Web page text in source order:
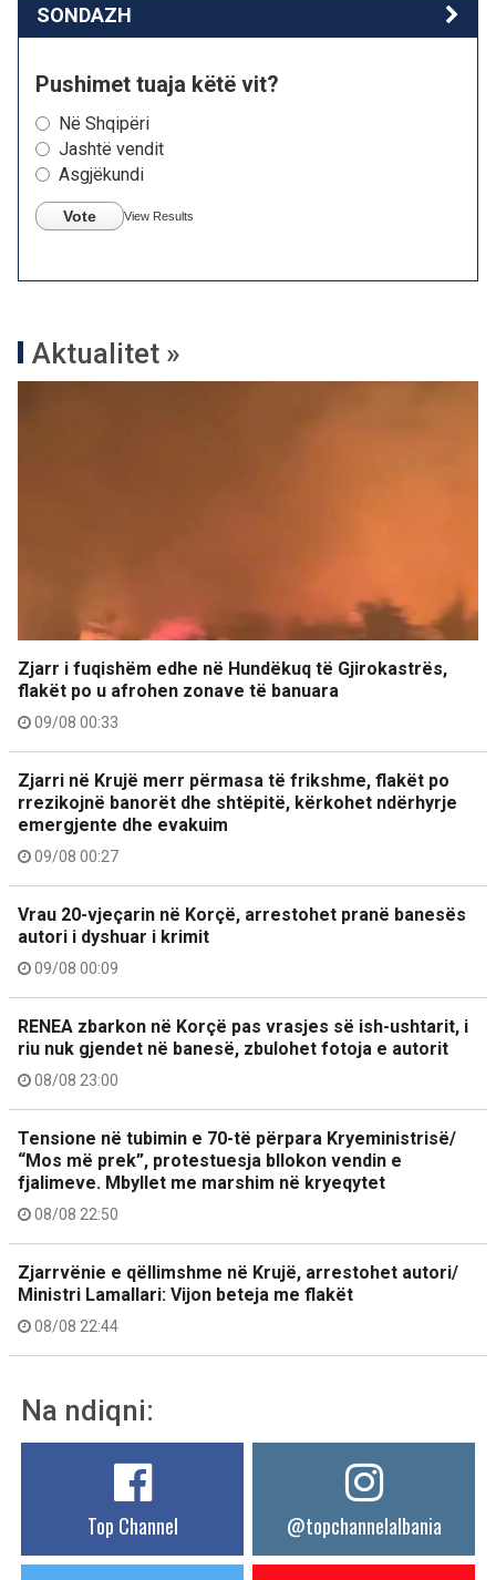
SONDAZH
Pushimet tuaja këtë vit?
Në Shqipëri
Jashtë vendit
Asgjëkundi
Vote View Results
Aktualitet »
Zjarr i fuqishëm edhe në Hundëkuq të Gjirokastrës,
flakët po u afrohen zonave të banuara
09/08 00:33
Zjarri në Krujë merr përmasa të frikshme, flakët po
rrezikojnë banorët dhe shtëpitë, kërkohet ndërhyrje
emergjente dhe evakuim
09/08 00:27
Vrau 20-vjeçarin në Korçë, arrestohet pranë banesës
autori i dyshuar i krimit
09/08 00:09
RENEA zbarkon në Korçë pas vrasjes së ish-ushtarit, i
riu nuk gjendet në banesë, zbulohet fotoja e autorit
08/08 23:00
Tensione në tubimin e 70-të përpara Kryeministrisë/
“Mos më prek”, protestuesja bllokon vendin e
fjalimeve. Mbyllet me marshim në kryeqytet
08/08 22:50
Zjarrvënie e qëllimshme në Krujë, arrestohet autori/
Ministri Lamallari: Vijon beteja me flakët
08/08 22:44
Na ndiqni:
Top Channel @topchannelalbania